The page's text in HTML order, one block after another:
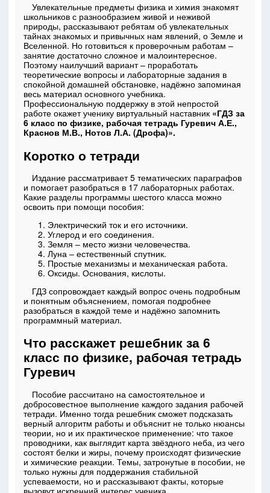
Увлекательные предметы физика и химия знакомят
школьников с разнообразием живой и неживой
природы, рассказывают ребятам об увлекательных
тайнах знакомых и привычных нам явлений, о Земле и
Вселенной. Но готовиться к проверочным работам –
занятие достаточно сложное и малоинтересное.
Поэтому наилучший вариант – проработать
теоретические вопросы и лабораторные задания в
спокойной домашней обстановке, надёжно запоминая
весь материал основного учебника.
Профессиональную поддержку в этой непростой
работе окажет ученику виртуальный наставник «ГДЗ за
6 класс по физике, рабочая тетрадь Гуревич А.Е.,
Краснов М.В., Нотов Л.А. (Дрофа)».
Коротко о тетради
Издание рассматривает 5 тематических параграфов
и помогает разобраться в 17 лабораторных работах.
Какие разделы программы шестого класса можно
освоить при помощи пособия:
Электрический ток и его источники.
Углерод и его соединения.
Земля – место жизни человечества.
Луна – естественный спутник.
Простые механизмы и механическая работа.
Оксиды. Основания, кислоты.
ГДЗ сопровождает каждый вопрос очень подробным
и понятным объяснением, помогая подробнее
разобраться в каждой теме и надёжно запомнить
программный материал.
Что расскажет решебник за 6
класс по физике, рабочая тетрадь
Гуревич
Пособие рассчитано на самостоятельное и
добросовестное выполнение каждого задания рабочей
тетради. Именно тогда решебник сможет подсказать
верный алгоритм работы и объяснит не только нюансы
теории, но и их практическое применение: что такое
проводники, как выглядит карта звёздного неба, из чего
состоят белки и жиры, почему происходят физические
и химические реакции. Темы, затронутые в пособии, не
только нужны для поддержания стабильной
успеваемости, но и рассказывают факты, которые
вызовут искренний интерес ученика.